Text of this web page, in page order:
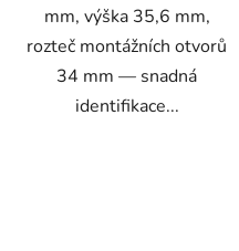
mm, výška 35,6 mm,
rozteč montážních otvorů
34 mm — snadná
identifikace...